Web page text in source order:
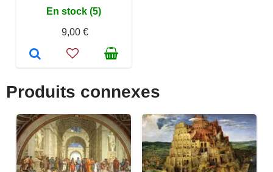
En stock (5)
9,00 €
Produits connexes